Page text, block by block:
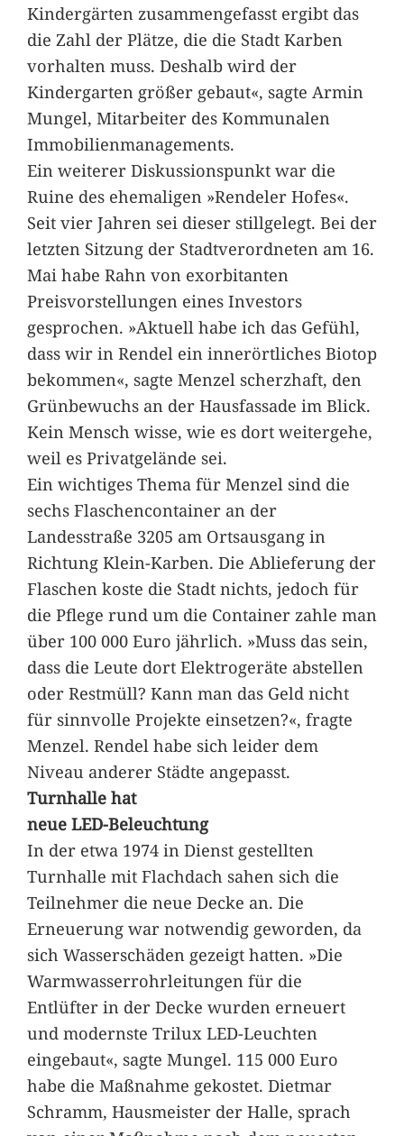
Kindergärten zusammengefasst ergibt das
die Zahl der Plätze, die die Stadt Karben
vorhalten muss. Deshalb wird der
Kindergarten größer gebaut«, sagte Armin
Mungel, Mitarbeiter des Kommunalen
Immobilienmanagements.
Ein weiterer Diskussionspunkt war die
Ruine des ehemaligen »Rendeler Hofes«.
Seit vier Jahren sei dieser stillgelegt. Bei der
letzten Sitzung der Stadtverordneten am 16.
Mai habe Rahn von exorbitanten
Preisvorstellungen eines Investors
gesprochen. »Aktuell habe ich das Gefühl,
dass wir in Rendel ein innerörtliches Biotop
bekommen«, sagte Menzel scherzhaft, den
Grünbewuchs an der Hausfassade im Blick.
Kein Mensch wisse, wie es dort weitergehe,
weil es Privatgelände sei.
Ein wichtiges Thema für Menzel sind die
sechs Flaschencontainer an der
Landesstraße 3205 am Ortsausgang in
Richtung Klein-Karben. Die Ablieferung der
Flaschen koste die Stadt nichts, jedoch für
die Pflege rund um die Container zahle man
über 100 000 Euro jährlich. »Muss das sein,
dass die Leute dort Elektrogeräte abstellen
oder Restmüll? Kann man das Geld nicht
für sinnvolle Projekte einsetzen?«, fragte
Menzel. Rendel habe sich leider dem
Niveau anderer Städte angepasst.
Turnhalle hat
neue LED-Beleuchtung
In der etwa 1974 in Dienst gestellten
Turnhalle mit Flachdach sahen sich die
Teilnehmer die neue Decke an. Die
Erneuerung war notwendig geworden, da
sich Wasserschäden gezeigt hatten. »Die
Warmwasserrohrleitungen für die
Entlüfter in der Decke wurden erneuert
und modernste Trilux LED-Leuchten
eingebaut«, sagte Mungel. 115 000 Euro
habe die Maßnahme gekostet. Dietmar
Schramm, Hausmeister der Halle, sprach